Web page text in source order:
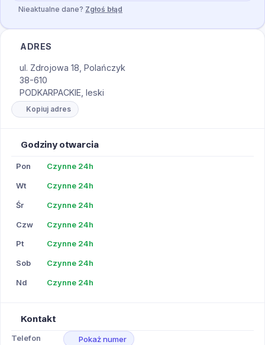
Nieaktualne dane? Zgłoś błąd
ADRES
ul. Zdrojowa 18, Polańczyk
38-610
PODKARPACKIE, leski
Kopiuj adres
Godziny otwarcia
Pon Czynne 24h
Wt Czynne 24h
Śr Czynne 24h
Czw Czynne 24h
Pt Czynne 24h
Sob Czynne 24h
Nd Czynne 24h
Kontakt
Telefon
Pokaż numer